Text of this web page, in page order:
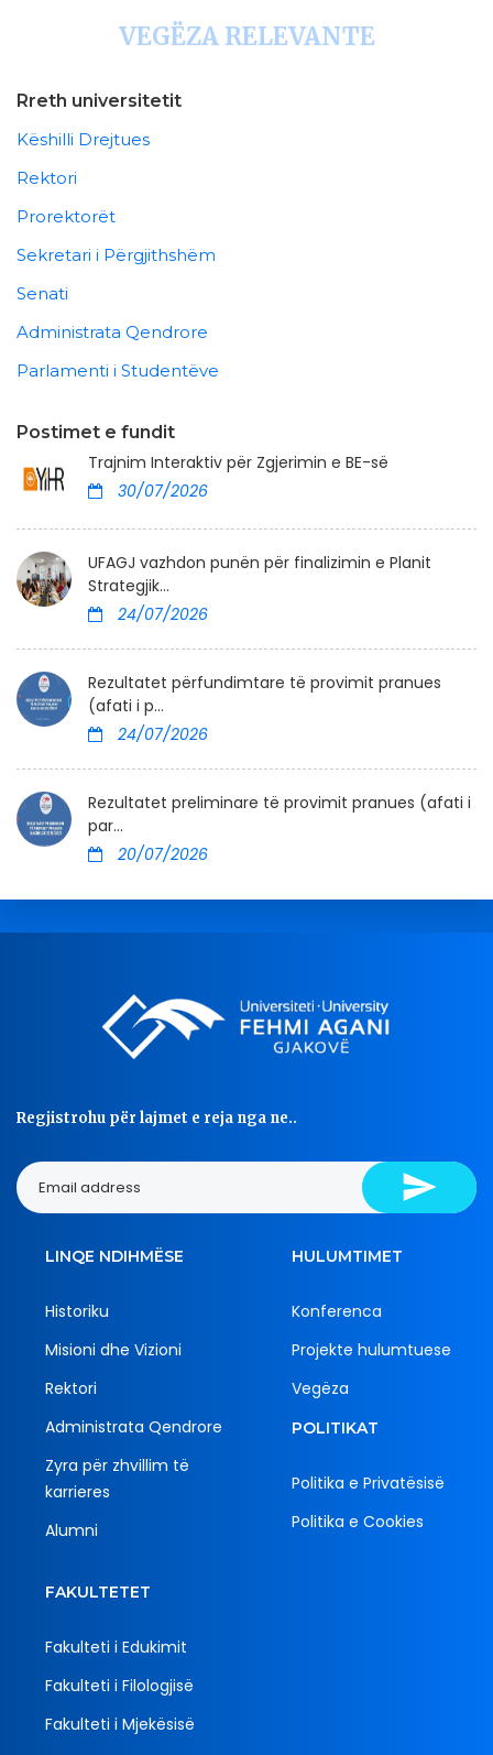
VEGËZA RELEVANTE
Rreth universitetit
Këshilli Drejtues
Rektori
Prorektorët
Sekretari i Përgjithshëm
Senati
Administrata Qendrore
Parlamenti i Studentëve
Postimet e fundit
Trajnim Interaktiv për Zgjerimin e BE-së
30/07/2026
UFAGJ vazhdon punën për finalizimin e Planit
Strategjik...
24/07/2026
Rezultatet përfundimtare të provimit pranues
(afati i p...
24/07/2026
Rezultatet preliminare të provimit pranues (afati i
par...
20/07/2026
Regjistrohu për lajmet e reja nga ne..
LINQE NDIHMËSE
Historiku
Misioni dhe Vizioni
Rektori
Administrata Qendrore
Zyra për zhvillim të
karrieres
Alumni
HULUMTIMET
Konferenca
Projekte hulumtuese
Vegëza
POLITIKAT
Politika e Privatësisë
Politika e Cookies
FAKULTETET
Fakulteti i Edukimit
Fakulteti i Filologjisë
Fakulteti i Mjekësisë